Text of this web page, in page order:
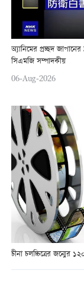
অ্যানিমের প্রচ্ছদ
সিএমজি সম্পাদকীয়
06-Aug-2026
চীনা চলচ্চিত্রের জন্মের